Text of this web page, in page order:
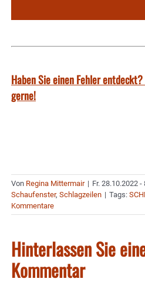
Haben Sie einen Fehler
gerne!
Von Regina Mittermair | Fr. 28.10.2022 -
Schaufenster, Schlagzeilen | Tags:
Kommentare
Hinterlassen Sie
Kommentar